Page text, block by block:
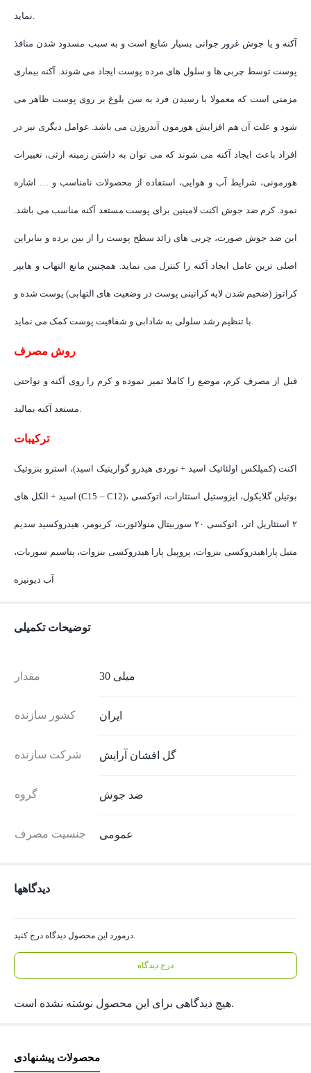
آکنه و یا جوش غرور جوانی بسیار شایع است و به سبب مسدود شدن منافذ
پوست توسط چربی ها و سلول های مرده پوست ایجاد می شوند. آکنه بیماری
مزمنی است که معمولا با رسیدن فرد به سن بلوغ بر روی پوست ظاهر می
شود و علت آن هم افزایش هورمون آندروژن می باشد. عوامل دیگری نیز در
افراد باعث ایجاد آکنه می شوند که می توان به داشتن زمینه ارثی، تغییرات
هورمونی، شرایط آب و هوایی، استفاده از محصولات نامناسب و … اشاره
نمود. کرم ضد جوش اکنت لامینین برای پوست مستعد آکنه مناسب می باشد.
این ضد جوش صورت، چربی های زائد سطح پوست را از بین برده و بنابراین
اصلی ترین عامل ایجاد آکنه را کنترل می نماید. همچنین مانع التهاب و هایپر
کراتوز (ضخیم شدن لایه کراتینی پوست در وضعیت های التهابی) پوست شده و
روش مصرف
قبل از مصرف کرم، موضع را کاملا تمیز نموده و کرم را روی آکنه و نواحتی
ترکیبات
اکنت (کمپلکس اولئائیک اسید + نوردی هیدرو گواریتیک اسید)، استرو بنزوئیک
اسید + الکل های (C15 – C12)، بوتیلن گلایکول، ایزوستیل استئارات، اتوکسی
۲ استئاریل اتر، اتوکسی ۲۰ سوربیتال منولائورت، کربومر، هیدروکسید سدیم
متیل پاراهیدروکسی بنزوات، پروپیل پارا هیدروکسی بنزوات، پتاسیم سوربات،
آب دیونیزه
توضیحات تکمیلی
مقدار 30 میلی
کشور سازنده ایران
شرکت سازنده گل افشان آرایش
گروه ضد جوش
جنسیت مصرف عمومی
دیدگاهها
درمورد این محصول دیدگاه درج کنید.
درج دیدگاه
هیچ دیدگاهی برای این محصول نوشته نشده است.
محصولات پیشنهادی